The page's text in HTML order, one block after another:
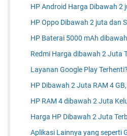
HP Android Harga Dibawah 2
HP Oppo Dibawah 2 juta dan
HP Baterai 5000 mAh
Redmi Harga dibawah 2 Juta
Layanan Google Play
HP Dibawah 2 Juta RAM 4
HP RAM 4 dibawah 2 Juta
Harga HP Dibawah 2 Juta
Aplikasi Lainnya yang seperti